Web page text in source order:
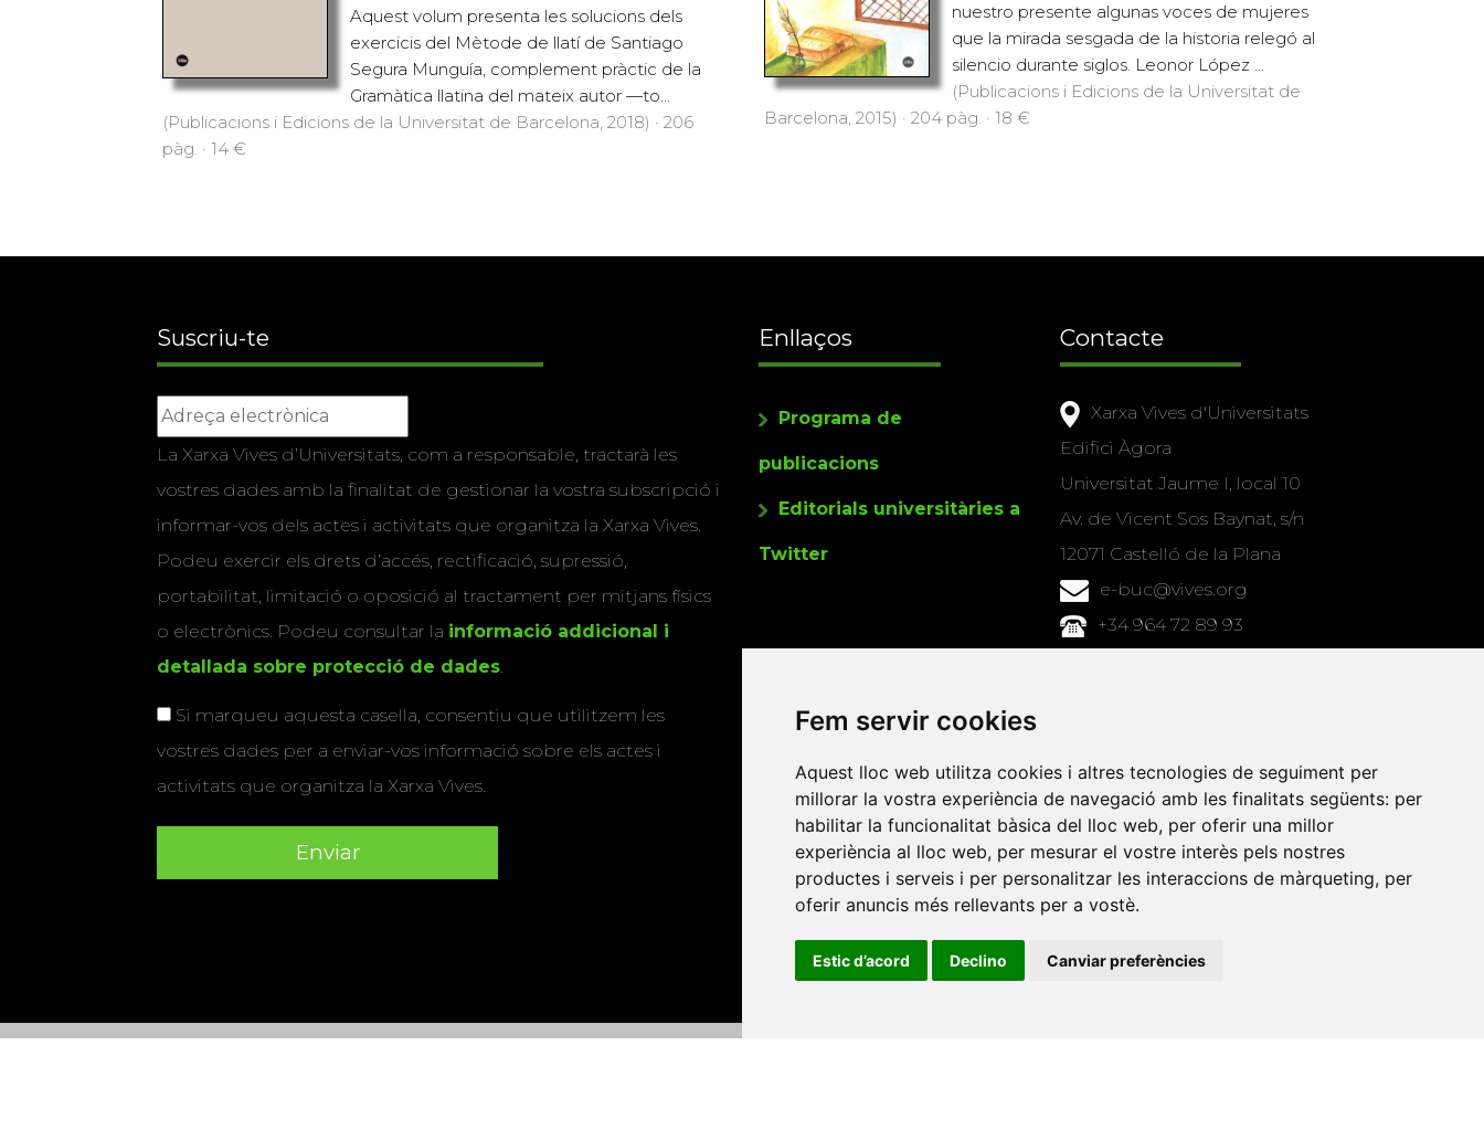
Fem servir cookies
Aquest lloc web utilitza cookies i altres tecnologies de seguiment per
millorar la vostra experiència de navegació amb les finalitats següents: per
habilitar la funcionalitat bàsica del lloc web, per oferir una millor
experiència al lloc web, per mesurar el vostre interès pels nostres
productes i serveis i per personalitzar les interaccions de màrqueting, per
oferir anuncis més rellevants per a vostè.
Estic d’acord Declino Canviar preferències
Aquest volum presenta les solucions dels
exercicis del Mètode de llatí de Santiago
Segura Munguía, complement pràctic de la
Gramàtica llatina del mateix autor —to...
(Publicacions i Edicions de la Universitat de Barcelona, 2018) · 206
pàg. · 14 €
nuestro presente algunas voces de mujeres
que la mirada sesgada de la historia relegó al
silencio durante siglos. Leonor López ...
(Publicacions i Edicions de la Universitat de
Barcelona, 2015) · 204 pàg. · 18 €
Suscriu-te
La Xarxa Vives d’Universitats, com a responsable, tractarà les
vostres dades amb la finalitat de gestionar la vostra subscripció i
informar-vos dels actes i activitats que organitza la Xarxa Vives.
Podeu exercir els drets d’accés, rectificació, supressió,
portabilitat, limitació o oposició al tractament per mitjans físics
o electrònics. Podeu consultar la informació addicional i
detallada sobre protecció de dades.
Si marqueu aquesta casella, consentiu que utilitzem les
vostres dades per a enviar-vos informació sobre els actes i
activitats que organitza la Xarxa Vives.
Enllaços
Programa de
publicacions
Editorials universitàries a
Twitter
Contacte
Xarxa Vives d'Universitats
Edifici Àgora
Universitat Jaume I, local 10
Av. de Vicent Sos Baynat, s/n
12071 Castelló de la Plana
e-buc@vives.org
+34 964 72 89 93